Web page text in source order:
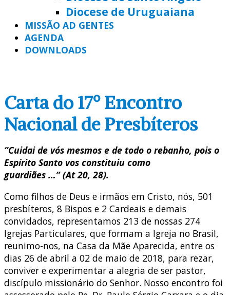
Diocese de Uruguaiana
MISSÃO AD GENTES
AGENDA
DOWNLOADS
Carta do 17º Encontro
Nacional de Presbíteros
“Cuidai de vós mesmos e de todo o rebanho, pois o
Espírito Santo vos constituiu como
guardiães …” (At 20, 28).
Como filhos de Deus e irmãos em Cristo, nós, 501
presbíteros, 8 Bispos e 2 Cardeais e demais
convidados, representamos 213 de nossas 274
Igrejas Particulares, que formam a Igreja no Brasil,
reunimo-nos, na Casa da Mãe Aparecida, entre os
dias 26 de abril a 02 de maio de 2018, para rezar,
conviver e experimentar a alegria de ser pastor,
discípulo missionário do Senhor. Nosso encontro foi